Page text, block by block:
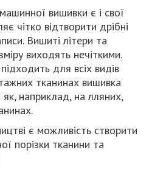
вишивки є і свої
чітко відтворити дрібні
Вишиті літери та
виходять нечіткими.
для всіх видів
тканинах вишивка
наприклад, на лляних,
є можливість створити
порізки тканини та